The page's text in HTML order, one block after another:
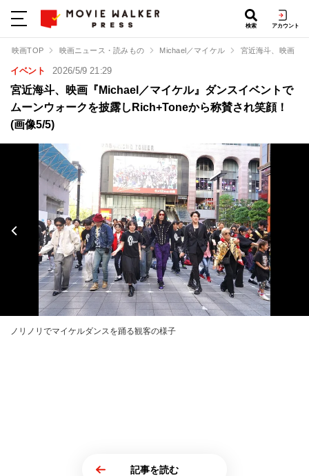
検索 アカウント
映画TOP 映画ニュース・読みもの Michael／マイケル 宮近海斗、映画『
イベント 2026/5/9 21:29
宮近海斗、映画『Michael／マイケル』ダンスイベントで
ムーンウォークを披露しRich+Toneから称賛され笑顔！
(画像5/5)
ノリノリでマイケルダンスを踊る観客の様子
記事を読む